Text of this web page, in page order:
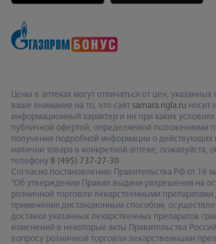
Цены в аптеках могут отличаться от цен,
ваше внимание на то, что сайт samara.rigla.ru носит
информационный характер и ни при каких условиях
публичной офертой, определяемой положениями
получения подробной информации о действующих
наличии товара в конкретной аптеке, пожалуйста,
телефону 8 (495) 737-27-30
Согласно постановлению Правительства РФ от 16
"Об утверждении Правил выдачи разрешения на
розничной торговли лекарственными
применения дистанционным способом,
доставки указанных лекарственных препаратов
изменений в некоторые акты Правительства
вопросу розничной торговли лекарственными